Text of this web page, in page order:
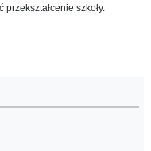
szkoły.